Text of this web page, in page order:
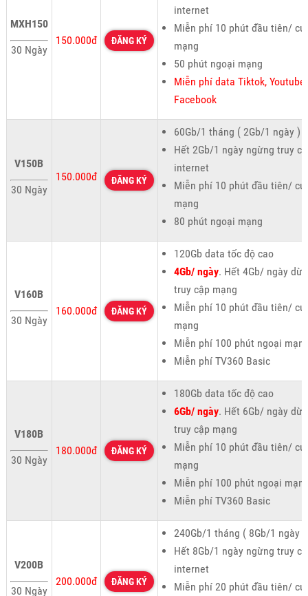
MXH150
30 Ngày
150.000đ ĐĂNG KÝ
internet
Miễn phí 10 phút đầu tiên/
mạng
50 phút ngoại mạng
Miễn phí data Tiktok, Youtube,
Facebook
V150B
30 Ngày
150.000đ ĐĂNG KÝ
60Gb/1 tháng ( 2Gb/1 ngày )
Hết 2Gb/1 ngày ngừng truy
internet
Miễn phí 10 phút đầu tiên/
mạng
80 phút ngoại mạng
V160B
30 Ngày
160.000đ ĐĂNG KÝ
120Gb data tốc độ cao
4Gb/ ngày. Hết 4Gb/ ngày
truy cập mạng
Miễn phí 10 phút đầu tiên/
mạng
Miễn phí 100 phút ngoại
Miễn phí TV360 Basic
V180B
30 Ngày
180.000đ ĐĂNG KÝ
180Gb data tốc độ cao
6Gb/ ngày. Hết 6Gb/ ngày
truy cập mạng
Miễn phí 10 phút đầu tiên/
mạng
Miễn phí 100 phút ngoại
Miễn phí TV360 Basic
V200B
30 Ngày
200.000đ ĐĂNG KÝ
240Gb/1 tháng ( 8Gb/1 ngày )
Hết 8Gb/1 ngày ngừng truy
internet
Miễn phí 20 phút đầu tiên/